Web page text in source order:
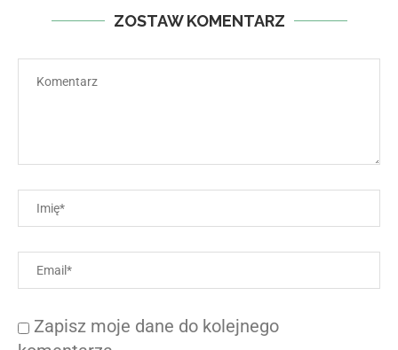
ZOSTAW KOMENTARZ
Zapisz moje dane do kolejnego